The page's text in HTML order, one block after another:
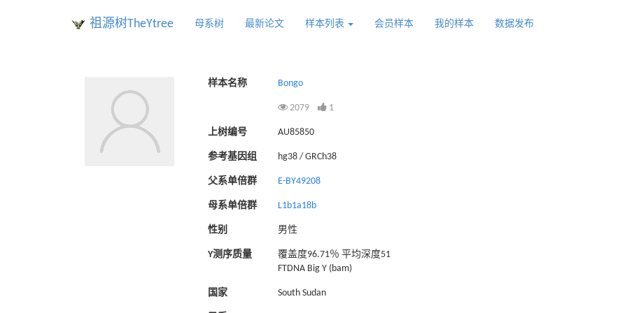
祖源树TheYtree 母系树 最新论文 样本列表 会员样本 我的样本 数据发布
样本名称 Bongo
2079 1
上树编号 AU85850
参考基因组 hg38 / GRCh38
父系单倍群 E-BY49208
母系单倍群 L1b1a18b
性别 男性
Y测序质量
覆盖度96.71％ 平均深度51
FTDNA Big Y (bam)
国家 South Sudan